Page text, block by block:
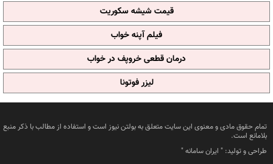
قیمت شیشه سکوریت
فیلم آپنه خواب
درمان قطعی خروپف در خواب
لیزر فوتونا
تمام حقوق مادی و معنوی این سایت متعلق به بولتن نیوز است و استفاده از مطالب با ذکر منبع
بلامانع است.
طراحی و تولید: " ایران سامانه"